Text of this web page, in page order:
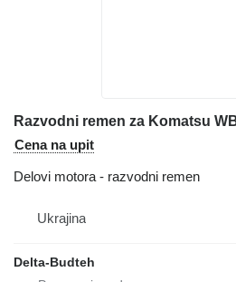
Cena na upit
Delovi motora - razvodni remen
Ukrajina
Delta-Budteh